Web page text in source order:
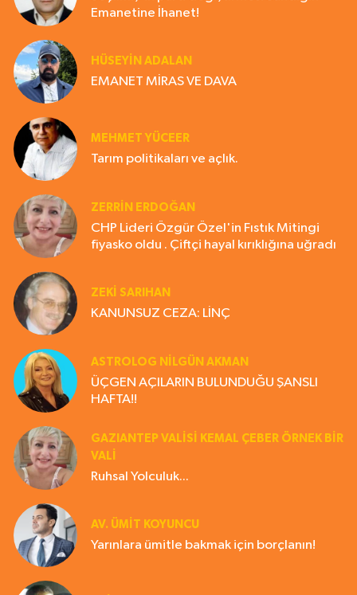
Emanetine İhanet!
HÜSEYIN ADALAN
EMANET MİRAS VE DAVA
MEHMET YÜCEER
Tarım politikaları ve açlık.
ZERRIN ERDOĞAN
CHP Lideri Özgür Özel'in Fıstık Mitingi
fiyasko oldu . Çiftçi hayal kırıklığına uğradı
ZEKI SARIHAN
KANUNSUZ CEZA: LİNÇ
ASTROLOG NILGÜN AKMAN
ÜÇGEN AÇILARIN BULUNDUĞU ŞANSLI
HAFTA!!
GAZIANTEP VALISI KEMAL ÇEBER ÖRNEK BİR
VALİ
Ruhsal Yolculuk...
AV. ÜMIT KOYUNCU
Yarınlara ümitle bakmak için borçlanın!